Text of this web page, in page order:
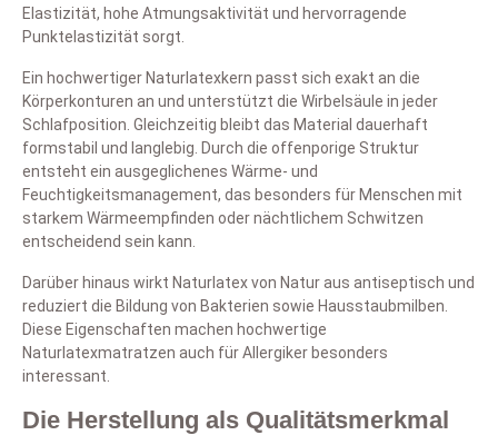
Elastizität, hohe Atmungsaktivität und hervorragende
Punktelastizität sorgt.
Ein hochwertiger Naturlatexkern passt sich exakt an die
Körperkonturen an und unterstützt die Wirbelsäule in jeder
Schlafposition. Gleichzeitig bleibt das Material dauerhaft
formstabil und langlebig. Durch die offenporige Struktur
entsteht ein ausgeglichenes Wärme- und
Feuchtigkeitsmanagement, das besonders für Menschen mit
starkem Wärmeempfinden oder nächtlichem Schwitzen
entscheidend sein kann.
Darüber hinaus wirkt Naturlatex von Natur aus antiseptisch und
reduziert die Bildung von Bakterien sowie Hausstaubmilben.
Diese Eigenschaften machen hochwertige
Naturlatexmatratzen auch für Allergiker besonders
interessant.
Die Herstellung als Qualitätsmerkmal